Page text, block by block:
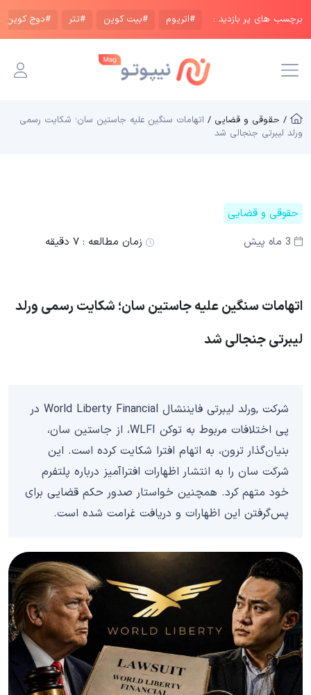
برچسب های پر بازدید : #اتریوم #بیت کوین #تتر #دوج کوین
/ حقوقی و قضایی / اتهامات سنگین علیه جاستین سان؛ شکایت رسمی
ورلد لیبرتی جنجالی شد
حقوقی و قضایی
3 ماه پیش
زمان مطالعه : ۷ دقیقه
اتهامات سنگین علیه جاستین سان؛ شکایت رسمی ورلد
لیبرتی جنجالی شد
شرکت ,ورلد لیبرتی فایننشال World Liberty Financial در
پی اختلافات مربوط به توکن WLFI، از جاستین سان،
بنیان‌گذار ترون، به اتهام افترا شکایت کرده است. این
شرکت سان را به انتشار اظهارات افترا‌آمیز درباره پلتفرم
خود متهم کرد. همچنین خواستار صدور حکم قضایی برای
پس‌گرفتن این اظهارات و دریافت غرامت شده است.